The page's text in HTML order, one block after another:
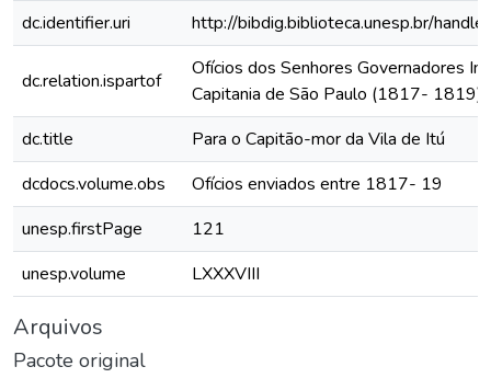
dc.identifier.uri
http://bibdig.biblioteca.unesp.br/
dc.relation.ispartof
Ofícios dos Senhores Governadores
Capitania de São Paulo (1817- 1819)
dc.title
Para o Capitão-mor da Vila de Itú
dcdocs.volume.obs
Ofícios enviados entre 1817- 19
unesp.firstPage
121
unesp.volume
LXXXVIII
Arquivos
Pacote original